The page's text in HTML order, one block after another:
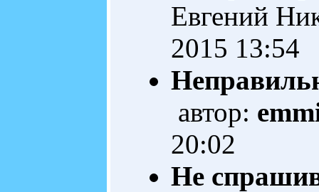
Евгений
2015 13:54
автор:
20:02
Не